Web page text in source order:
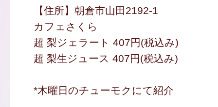
【住所】朝倉市山田2192-1
カフェさくら
超 梨ジェラート 407円(税込み)
超 梨生ジュース 407円(税込み)
*木曜日のチューモクにて紹介